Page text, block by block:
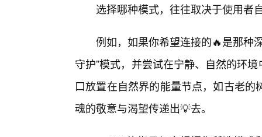
选择哪种模式，往往取决于使用者
例如，如果你希望连接的🔥是那种
守护”模式，并尝试在宁静、自然的环
口放置在自然界的能量节点，如古老
魂的敬意与渴望传递出💡去。